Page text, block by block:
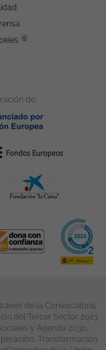
5
de:
de la Convocatoria
del Tercer Sector 2023
y Agenda 2030,
Transformación